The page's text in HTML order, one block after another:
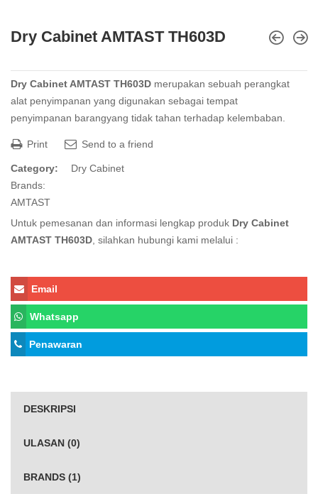
Dry Cabinet AMTAST TH603D
Dry Cabinet AMTAST TH603D merupakan sebuah perangkat
alat penyimpanan yang digunakan sebagai tempat
penyimpanan barangyang tidak tahan terhadap kelembaban.
Print Send to a friend
Category:
Dry Cabinet
Brands:
AMTAST
Untuk pemesanan dan informasi lengkap produk Dry Cabinet
AMTAST TH603D , silahkan hubungi kami melalui :
Email
Whatsapp
Penawaran
DESKRIPSI
ULASAN (0)
BRANDS (1)